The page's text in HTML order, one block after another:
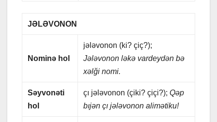
JƏLƏVONON
Nominə hol
jələvonon (ki? çiç?);
Jələvonon ləkə vаrdеydən bə
xəlği nomi.
Səyvonəti
hol
çı jələvonon (çiki? çiçi?);Qəp
bıjən çı jələvonon аlimətiku!